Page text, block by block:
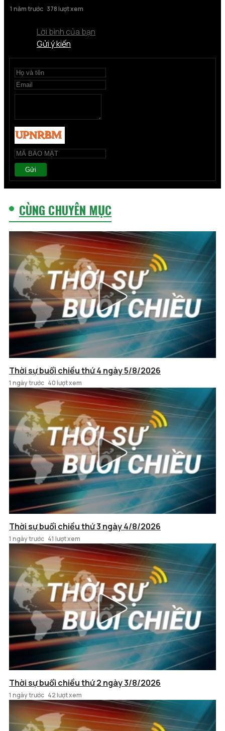
1 năm trước 378 lượt xem
Lời bình của bạn
Gửi ý kiến
Gửi
CÙNG CHUYÊN MỤC
Thời sự buổi chiều thứ 4 ngày 5/8/2026
1 ngày trước 40 lượt xem
Thời sự buổi chiều thứ 3 ngày 4/8/2026
1 ngày trước 41 lượt xem
Thời sự buổi chiều thứ 2 ngày 3/8/2026
1 ngày trước 42 lượt xem